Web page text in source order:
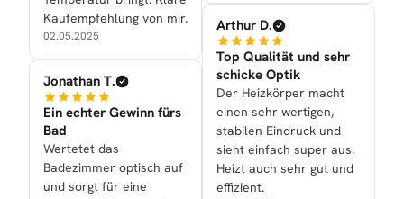
Kaufempfehlung von mir.
02.05.2025
Jonathan T.
Ein echter Gewinn fürs
Bad
Wertetet das
Badezimmer optisch auf
und sorgt für eine
Arthur D.
Top Qualität und sehr
schicke Optik
Der Heizkörper macht
einen sehr wertigen,
stabilen Eindruck und
sieht einfach super aus.
Heizt auch sehr gut und
effizient.